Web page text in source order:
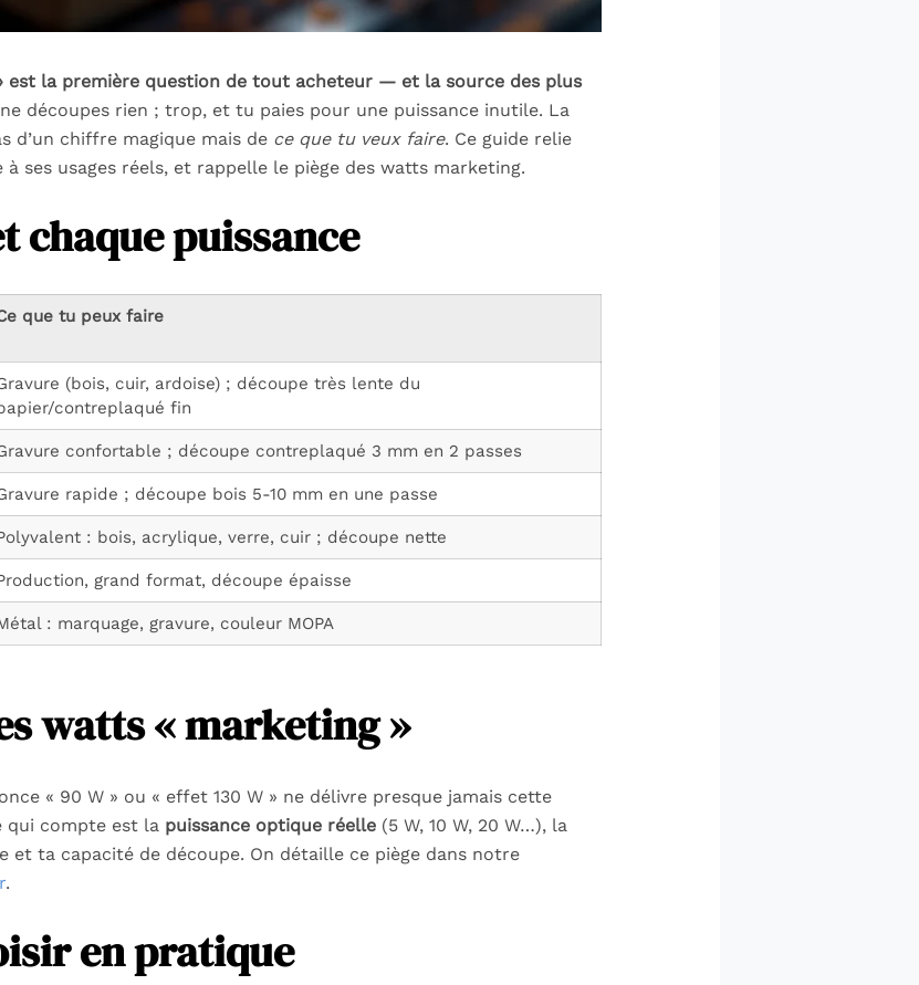
est la première question de tout acheteur — et la source des plus
découpes rien ; trop, et tu paies pour une puissance inutile. La
d’un chiffre magique mais de ce que tu veux faire. Ce guide relie
ses usages réels, et rappelle le piège des watts marketing.
chaque puissance
que tu peux faire
(bois, cuir, ardoise) ; découpe très lente du
contreplaqué fin
confortable ; découpe contreplaqué 3 mm en 2 passes
rapide ; découpe bois 5-10 mm en une passe
: bois, acrylique, verre, cuir ; découpe nette
grand format, découpe épaisse
: marquage, gravure, couleur MOPA
watts « marketing »
« 90 W » ou « effet 130 W » ne délivre presque jamais cette
qui compte est la puissance optique réelle(5 W, 10 W, 20 W…), la
et ta capacité de découpe. On détaille ce piège dans notre
.
en pratique